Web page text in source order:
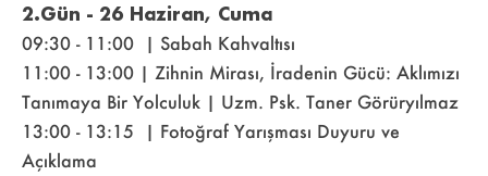
2.Gün - 26 Haziran, Cuma
09:30 - 11:00 | Sabah Kahvaltısı
11:00 - 13:00 | Zihnin Mirası, İradenin Gücü: Aklımızı
Tanımaya Bir Yolculuk | Uzm. Psk. Taner Görüryılmaz
13:00 - 13:15 | Fotoğraf Yarışması Duyuru ve
Açıklama